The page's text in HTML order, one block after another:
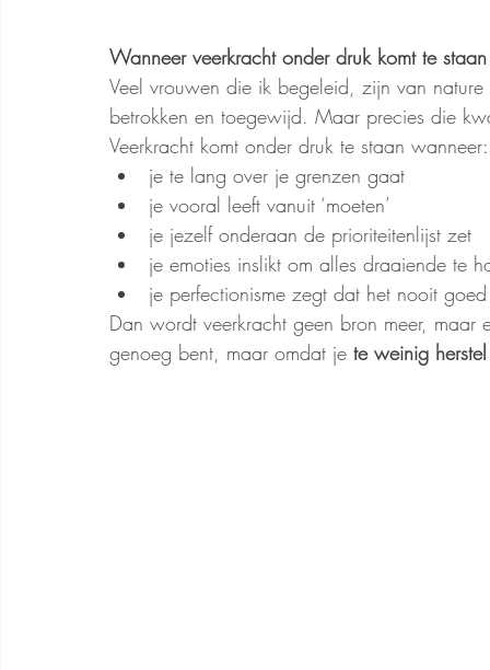
Wanneer veerkracht onder druk komt te staan
Veel vrouwen die ik begeleid, zijn van
betrokken en toegewijd. Maar precies die
Veerkracht komt onder druk te staan wanneer:
je te lang over je grenzen gaat
je vooral leeft vanuit ‘moeten’
je jezelf onderaan de prioriteitenlijst zet
je emoties inslikt om alles draaiende te
je perfectionisme zegt dat het nooit
Dan wordt veerkracht geen bron meer,
genoeg bent, maar omdat je te weinig